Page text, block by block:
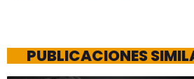
PUBLICACIONES